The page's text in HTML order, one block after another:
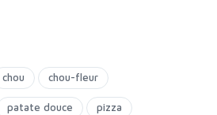
chou chou-fleur
patate douce pizza